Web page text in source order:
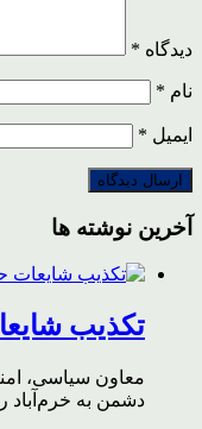
دیدگاه *
نام *
ایمیل *
آخرین نوشته ها
تکذیب
معاون سیاسی،
دشمن به خرم‌آباد